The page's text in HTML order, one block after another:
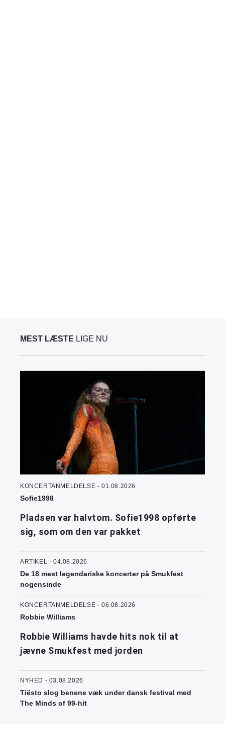
MEST LÆSTE LIGE NU
KONCERTANMELDELSE - 01.08.2026
Sofie1998
Pladsen var halvtom. Sofie1998 opførte
sig, som om den var pakket
ARTIKEL - 04.08.2026
De 18 mest legendariske koncerter på Smukfest
nogensinde
KONCERTANMELDELSE - 06.08.2026
Robbie Williams
Robbie Williams havde hits nok til at
jævne Smukfest med jorden
NYHED - 03.08.2026
Tiësto slog benene væk under dansk festival med
The Minds of 99-hit